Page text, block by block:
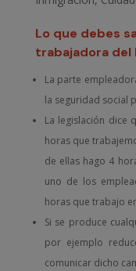
Lo que debes
trabajadora del
La parte
la seguridad social
La legislación dice
horas que
de ellas hago 4
uno de los
horas que trabajo
Si se produce
por ejemplo
comunicar dicho